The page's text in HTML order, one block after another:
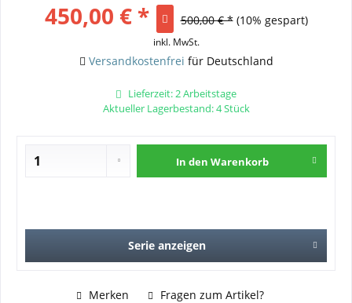
450,00 € * 500,00 € * (10% gespart)
inkl. MwSt.
Versandkostenfrei für Deutschland
Lieferzeit: 2 Arbeitstage
Aktueller Lagerbestand: 4 Stück
In den Warenkorb
Serie anzeigen
Merken Fragen zum Artikel?